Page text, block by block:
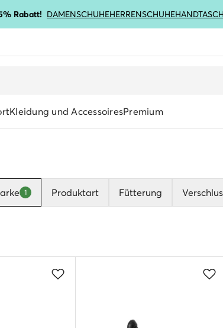
Rabatt! DAMENSCHUHEHERRENSCHUHE
Kleidung und AccessoiresPremium
1 Produktart Fütterung